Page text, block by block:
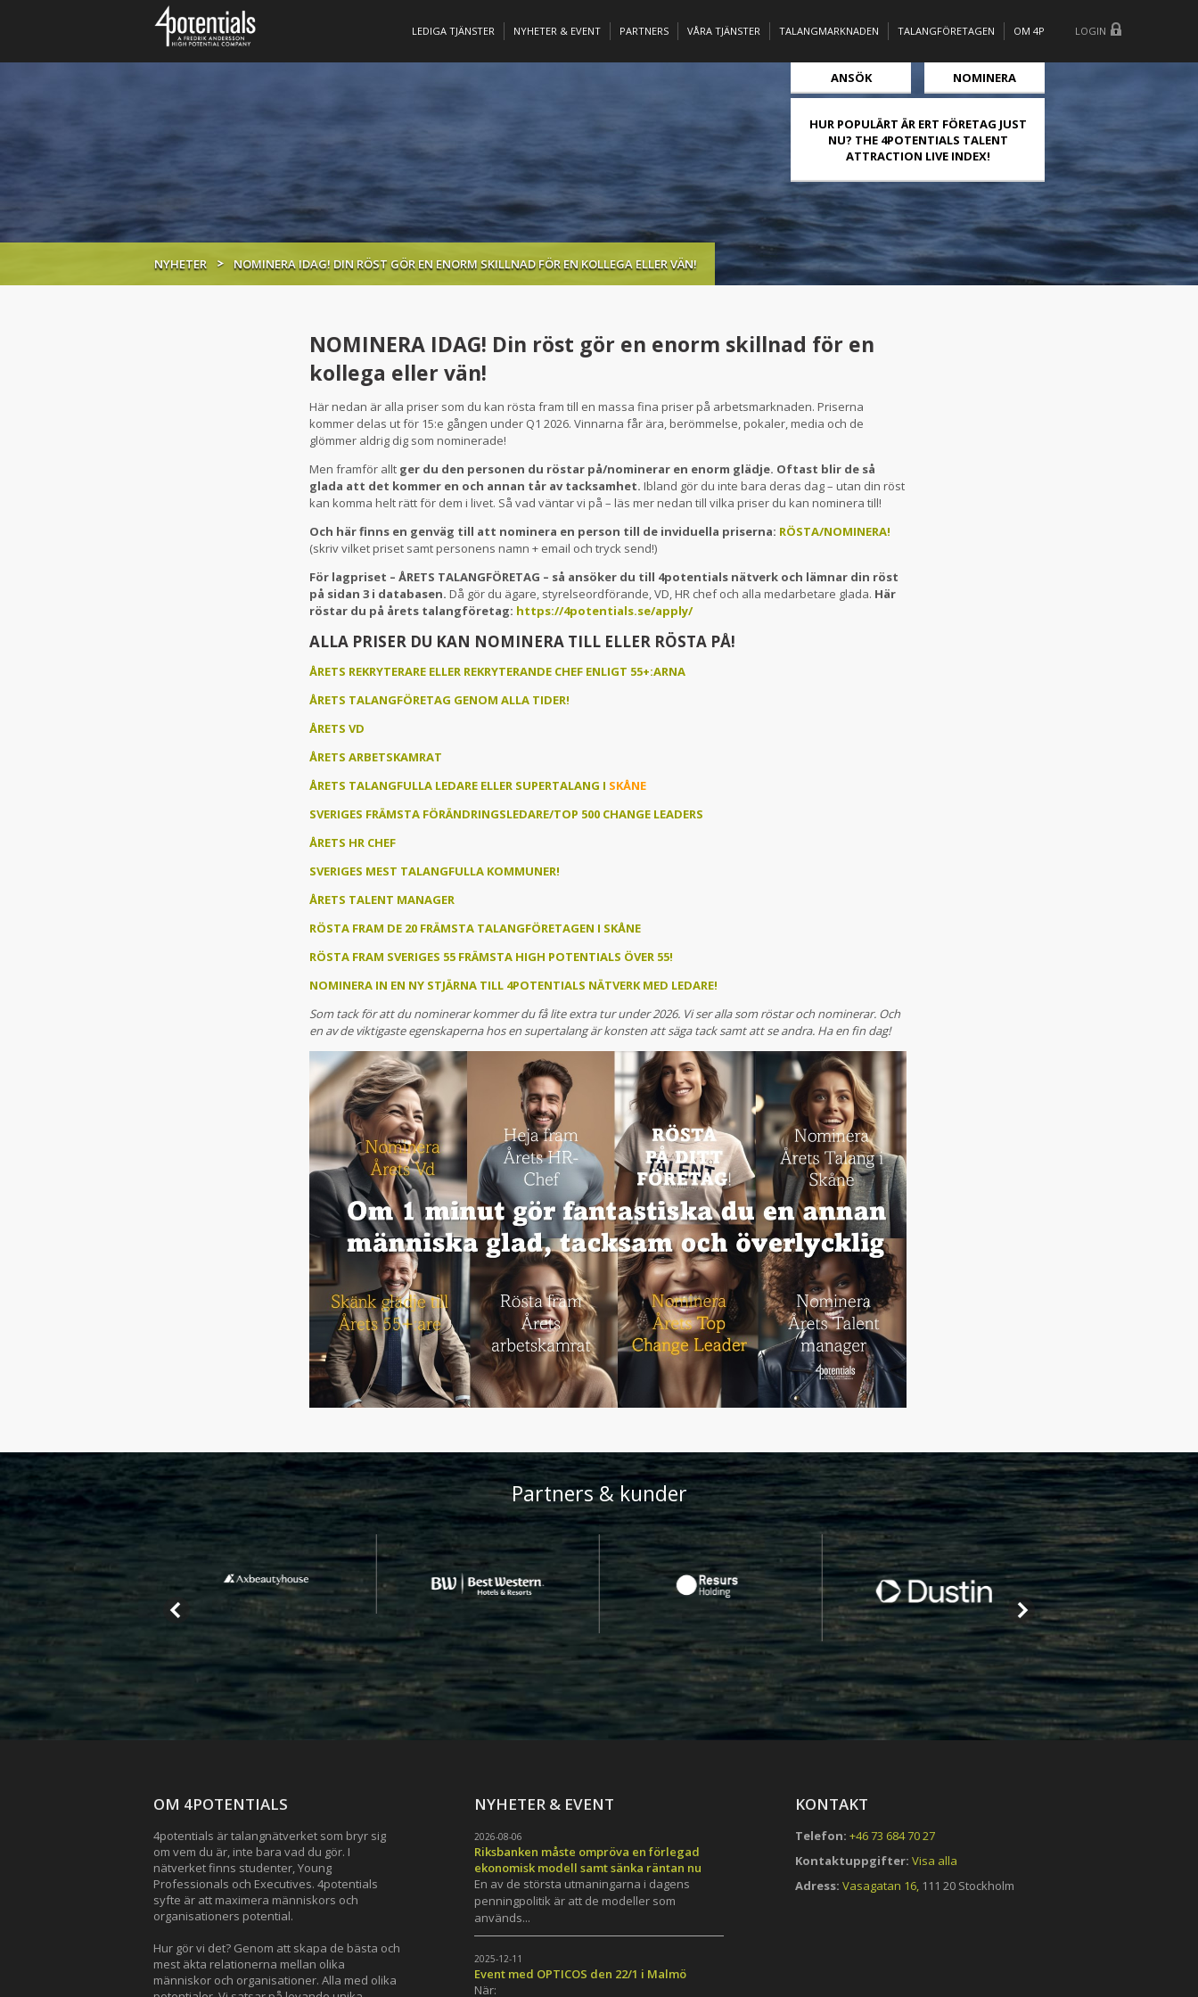
LEDIGA TJÄNSTER NYHETER & EVENT PARTNERS VÅRA TJÄNSTER TALANGMARKNADEN TALANGFÖRETAGEN OM 4P LOGIN
ANSÖK NOMINERA
HUR POPULÄRT ÄR ERT FÖRETAG JUST
NU? THE 4POTENTIALS TALENT
ATTRACTION LIVE INDEX!
NYHETER NOMINERA IDAG! DIN RÖST GÖR EN ENORM SKILLNAD FÖR EN KOLLEGA ELLER VÄN!
NOMINERA IDAG! Din röst gör en enorm skillnad för en
kollega eller vän!
Här nedan är alla priser som du kan rösta fram till en massa fina priser på arbetsmarknaden. Priserna
kommer delas ut för 15:e gången under Q1 2026. Vinnarna får ära, berömmelse, pokaler, media och de
glömmer aldrig dig som nominerade!
Men framför allt ger du den personen du röstar på/nominerar en enorm glädje. Oftast blir de så
glada att det kommer en och annan tår av tacksamhet. Ibland gör du inte bara deras dag – utan din röst
kan komma helt rätt för dem i livet. Så vad väntar vi på – läs mer nedan till vilka priser du kan nominera till!
Och här finns en genväg till att nominera en person till de inviduella priserna: RÖSTA/NOMINERA!
(skriv vilket priset samt personens namn + email och tryck send!)
För lagpriset – ÅRETS TALANGFÖRETAG – så ansöker du till 4potentials nätverk och lämnar din röst
på sidan 3 i databasen. Då gör du ägare, styrelseordförande, VD, HR chef och alla medarbetare glada. Här
röstar du på årets talangföretag: https://4potentials.se/apply/
ALLA PRISER DU KAN NOMINERA TILL ELLER RÖSTA PÅ!
ÅRETS REKRYTERARE ELLER REKRYTERANDE CHEF ENLIGT 55+:ARNA
ÅRETS TALANGFÖRETAG GENOM ALLA TIDER!
ÅRETS VD
ÅRETS ARBETSKAMRAT
ÅRETS TALANGFULLA LEDARE ELLER SUPERTALANG I SKÅNE
SVERIGES FRÄMSTA FÖRÄNDRINGSLEDARE/TOP 500 CHANGE LEADERS
ÅRETS HR CHEF
SVERIGES MEST TALANGFULLA KOMMUNER!
ÅRETS TALENT MANAGER
RÖSTA FRAM DE 20 FRÄMSTA TALANGFÖRETAGEN I SKÅNE
RÖSTA FRAM SVERIGES 55 FRÄMSTA HIGH POTENTIALS ÖVER 55!
NOMINERA IN EN NY STJÄRNA TILL 4POTENTIALS NÄTVERK MED LEDARE!
Som tack för att du nominerar kommer du få lite extra tur under 2026. Vi ser alla som röstar och nominerar. Och
en av de viktigaste egenskaperna hos en supertalang är konsten att säga tack samt att se andra. Ha en fin dag!
Partners & kunder
OM 4POTENTIALS
4potentials är talangnätverket som bryr sig
om vem du är, inte bara vad du gör. I
nätverket finns studenter, Young
Professionals och Executives. 4potentials
syfte är att maximera människors och
organisationers potential.
Hur gör vi det? Genom att skapa de bästa och
mest äkta relationerna mellan olika
människor och organisationer. Alla med olika
NYHETER & EVENT
2026-08-06
Riksbanken måste ompröva en förlegad
ekonomisk modell samt sänka räntan nu
En av de största utmaningarna i dagens
penningpolitik är att de modeller som
används...
2025-12-11
Event med OPTICOS den 22/1 i Malmö
När:
KONTAKT
Telefon: +46 73 684 70 27
Kontaktuppgifter: Visa alla
Adress: Vasagatan 16, 111 20 Stockholm